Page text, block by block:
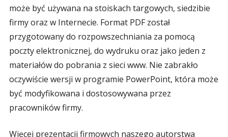
może być używana na stoiskach targowych, siedzibie
firmy oraz w Internecie. Format PDF został
przygotowany do rozpowszechniania za pomocą
poczty elektronicznej, do wydruku oraz jako jeden z
materiałów do pobrania z sieci www. Nie zabrakło
oczywiście wersji w programie PowerPoint, która może
być modyfikowana i dostosowywana przez
pracowników firmy.
Więcej prezentacji firmowych naszego autorstwa